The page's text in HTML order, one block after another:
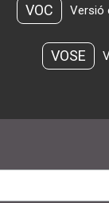
VOC Versió
VOSE